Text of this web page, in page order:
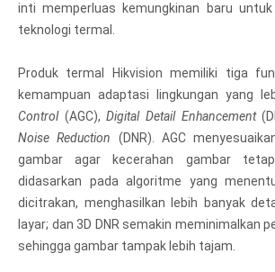
inti memperluas kemungkinan baru untuk
teknologi termal.
Produk termal Hikvision memiliki tiga
kemampuan adaptasi lingkungan yang
Control(AGC),Digital Detail Enhancement
Noise Reduction (DNR). AGC
gambar agar kecerahan gambar tetap
didasarkan pada algoritme yang
dicitrakan, menghasilkan lebih banyak
layar; dan 3D DNR semakin meminimalkan
sehingga gambar tampak lebih tajam.